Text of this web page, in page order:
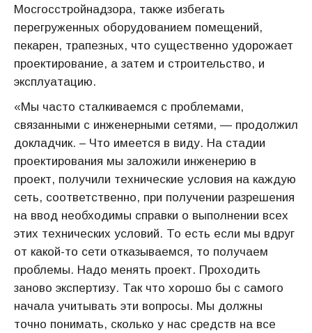
Мосгосстройнадзора, также избегать
перегруженных оборудованием помещений,
пекарен, трапезных, что существенно удорожает
проектирование, а затем и строительство, и
эксплуатацию.
«Мы часто сталкиваемся с проблемами,
связанными с инженерными сетями, — продолжил
докладчик. – Что имеется в виду. На стадии
проектирования мы заложили инженерию в
проект, получили технические условия на каждую
сеть, соответственно, при получении разрешения
на ввод необходимы справки о выполнении всех
этих технических условий. То есть если мы вдруг
от какой-то сети отказываемся, то получаем
проблемы. Надо менять проект. Проходить
заново экспертизу. Так что хорошо бы с самого
начала учитывать эти вопросы. Мы должны
точно понимать, сколько у нас средств на все